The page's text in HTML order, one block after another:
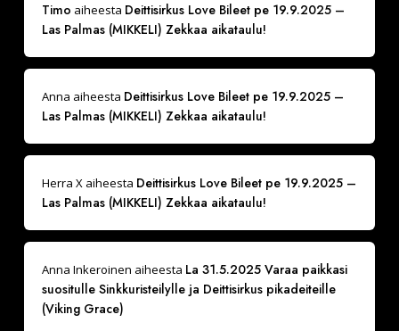
Timo aiheesta Deittisirkus Love Bileet pe 19.9.2025 –
Las Palmas (MIKKELI) Zekkaa aikataulu!
Anna aiheesta Deittisirkus Love Bileet pe 19.9.2025 –
Las Palmas (MIKKELI) Zekkaa aikataulu!
Herra Xaiheesta Deittisirkus Love Bileet pe 19.9.2025 –
Las Palmas (MIKKELI) Zekkaa aikataulu!
Anna Inkeroinen aiheesta La 31.5.2025 Varaa paikkasi
suositulle Sinkkuristeilylle ja Deittisirkus pikadeiteille
(Viking Grace)